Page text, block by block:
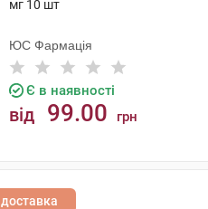
мг 10 шт
ЮС Фармація
Є в наявності
від 99.00 грн
доставка